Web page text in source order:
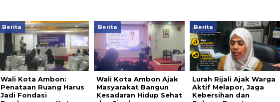
Berita
Wali Kota Ambon:
Penataan Ruang Harus
Jadi Fondasi
Berita
Wali Kota Ambon Ajak
Masyarakat Bangun
Kesadaran Hidup Sehat
Berita
Lurah Rijali Ajak Warga
Aktif Melapor, Jaga
Kebersihan dan